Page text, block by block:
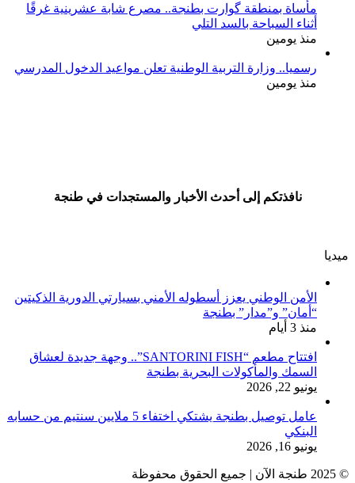
مأساة بمنطقة گوارت بطنجة.. مصرع شابة عشرينية غرقًا
أثناء السباحة بالسد التلي
منذ يومين
رسميا.. وزارة التربية الوطنية تعلن مواعيد الدخول المدرسي
منذ يومين
نافذتكم إلى أحدث الأخبار والمستجدات في طنجة
ميديا
الأمن الوطني يعزز أسطوله الأمني بسيارتي الدورية الذكيتين
“أمان” و”مدار” بطنجة
منذ 3 أيام
افتتاح مطعم “SANTORINI FISH”.. وجهة جديدة لعشاق
السمك والمأكولات البحرية بطنجة
يونيو 22, 2026
عامل توصيل بطنجة يشتكي اختفاء 5 ملايين سنتيم من حسابه
البنكي
يونيو 16, 2026
© 2025 طنجة الآن | جميع الحقوق محفوظة